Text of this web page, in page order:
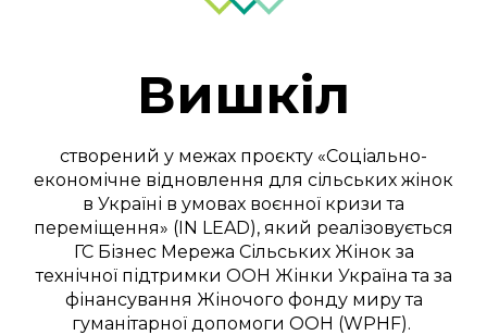
Вишкіл
створений у межах проєкту «Соціально-
економічне відновлення для сільських жінок
в Україні в умовах воєнної кризи та
переміщення» (IN LEAD), який реалізовується
ГС Бізнес Мережа Сільських Жінок за
технічної підтримки ООН Жінки Україна та за
фінансування Жіночого фонду миру та
гуманітарної допомоги ООН (WPHF).